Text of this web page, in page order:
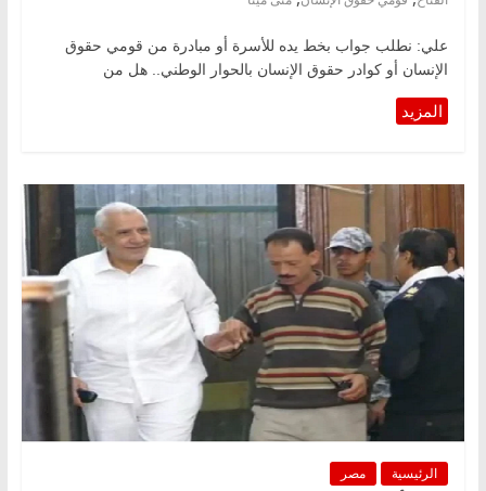
علي: نطلب جواب بخط يده للأسرة أو مبادرة من قومي حقوق
الإنسان أو كوادر حقوق الإنسان بالحوار الوطني.. هل من
الرئيسية مصر